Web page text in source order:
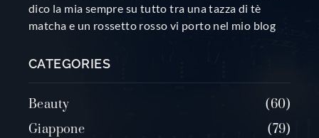
dico la mia sempre su tutto tra una tazza di tè
matcha e un rossetto rosso vi porto nel mio blog
CATEGORIES
Beauty
60
Giappone
79